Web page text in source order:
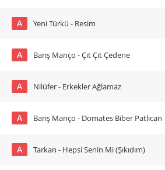
A Yeni Türkü - Resim
A Barış Manço - Çıt Çıt Çedene
A Nilüfer - Erkekler Ağlamaz
A Barış Manço - Domates Biber Patlıcan
A Tarkan - Hepsi Senin Mi (Şıkıdım)